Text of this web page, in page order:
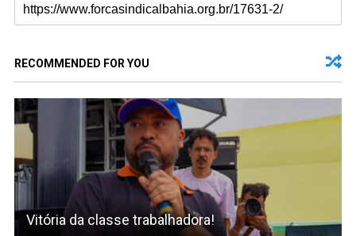
RECOMMENDED FOR YOU
Vitória da classe trabalhadora!